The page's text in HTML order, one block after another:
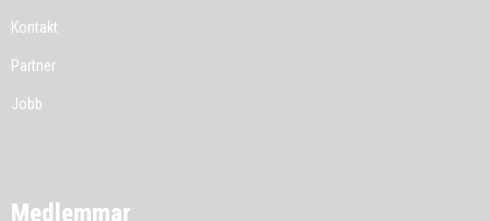
Kontakt
Partner
Jobb
Medlemmar